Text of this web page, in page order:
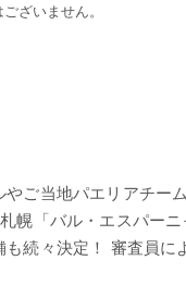
ざいません。
ご当地パエリアチ
幌「バル・エスパー
続々決定！ 審査員に